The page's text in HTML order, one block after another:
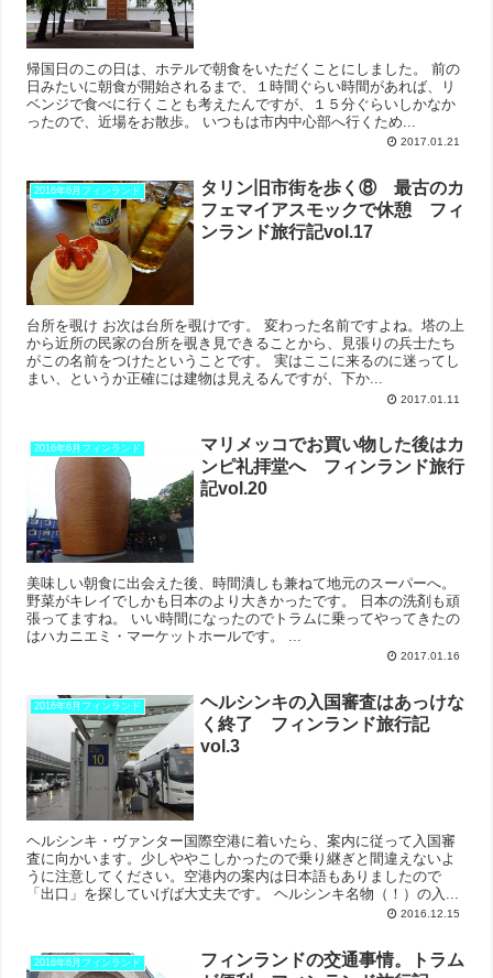
帰国日のこの日は、ホテルで朝食をいただくことにしました。 前の
日みたいに朝食が開始されるまで、１時間ぐらい時間があれば、リ
ベンジで食べに行くことも考えたんですが、１５分ぐらいしかなか
ったので、近場をお散歩。 いつもは市内中心部へ行くため...
2017.01.21
2016年6月フィンランド
タリン旧市街を歩く⑧ 最古のカ
フェマイアスモックで休憩 フィ
ンランド旅行記vol.17
台所を覗け お次は台所を覗けです。 変わった名前ですよね。塔の上
から近所の民家の台所を覗き見できることから、見張りの兵士たち
がこの名前をつけたということです。 実はここに来るのに迷ってし
まい、というか正確には建物は見えるんですが、下か...
2017.01.11
2016年6月フィンランド
マリメッコでお買い物した後はカ
ンピ礼拝堂へ フィンランド旅行
記vol.20
美味しい朝食に出会えた後、時間潰しも兼ねて地元のスーパーへ。
野菜がキレイでしかも日本のより大きかったです。 日本の洗剤も頑
張ってますね。 いい時間になったのでトラムに乗ってやってきたの
はハカニエミ・マーケットホールです。 ...
2017.01.16
2016年6月フィンランド
ヘルシンキの入国審査はあっけな
く終了 フィンランド旅行記
vol.3
ヘルシンキ・ヴァンター国際空港に着いたら、案内に従って入国審
査に向かいます。少しややこしかったので乗り継ぎと間違えないよ
うに注意してください。空港内の案内は日本語もありましたので
「出口」を探していげば大丈夫です。 ヘルシンキ名物（！）の入...
2016.12.15
2016年6月フィンランド
フィンランドの交通事情。トラム